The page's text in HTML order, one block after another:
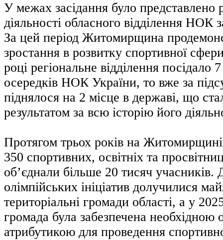
У межах засідання було представлено
діяльності обласного відділення НОК
За цей період Житомирщина
зростання в розвитку спортивної
році регіональне відділення посідало
осередків НОК України, то вже за
піднялося на 2 місце в державі, що
результатом за всю історію його
Протягом трьох років на
350 спортивних, освітніх та
об’єднали більше 20 тисяч учасників.
олімпійських ініціатив долучилися
територіальні громади області, а у
громада була забезпечена необхідною
атрибутикою для проведення